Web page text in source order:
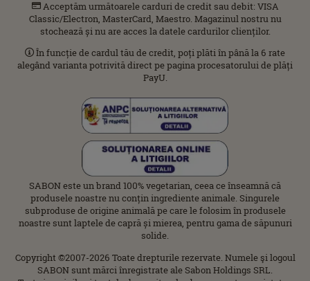
Acceptăm următoarele carduri de credit sau debit: VISA
Classic/Electron, MasterCard, Maestro. Magazinul nostru nu
stochează și nu are acces la datele cardurilor clienților.
În funcție de cardul tău de credit, poți plăti în până la 6 rate
alegând varianta potrivită direct pe pagina procesatorului de plăți
PayU.
SABON este un brand 100% vegetarian, ceea ce înseamnă că
produsele noastre nu conțin ingrediente animale. Singurele
subproduse de origine animală pe care le folosim în produsele
noastre sunt laptele de capră și mierea, pentru gama de săpunuri
solide.
Copyright ©2007-2026 Toate drepturile rezervate. Numele şi logoul
SABON sunt mărci înregistrate ale Sabon Holdings SRL.